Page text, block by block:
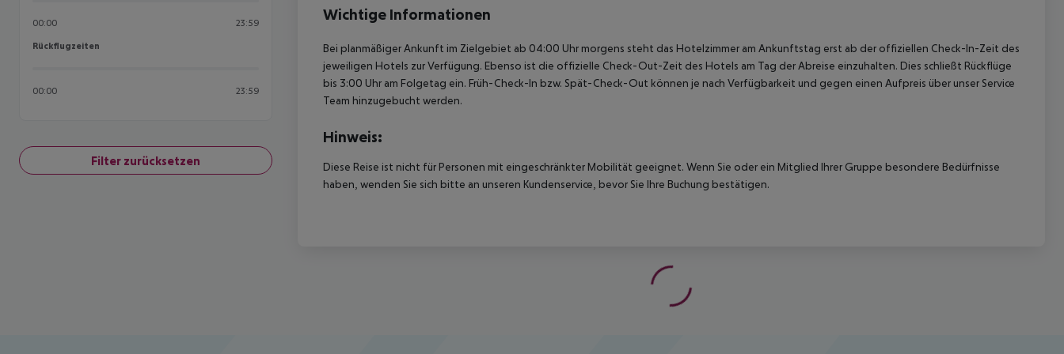
00:00 23:59
Rückflugzeiten
Rückflugzeiten
00:00 23:59
Filter zurücksetzen
Wichtige Informationen
Bei planmäßiger Ankunft im Zielgebiet ab 04:00 Uhr morgens steht das Hotelzimmer am Ankunftstag erst ab der offiziellen Check-In-Zeit des
jeweiligen Hotels zur Verfügung. Ebenso ist die offizielle Check-Out-Zeit des Hotels am Tag der Abreise einzuhalten. Dies schließt Rückflüge
bis 3:00 Uhr am Folgetag ein. Früh-Check-In bzw. Spät-Check-Out können je nach Verfügbarkeit und gegen einen Aufpreis über unser Service
Team hinzugebucht werden.
Hinweis:
Diese Reise ist nicht für Personen mit eingeschränkter Mobilität geeignet. Wenn Sie oder ein Mitglied Ihrer Gruppe besondere Bedürfnisse
haben, wenden Sie sich bitte an unseren Kundenservice, bevor Sie Ihre Buchung bestätigen.